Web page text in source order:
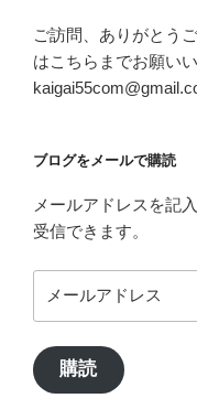
ご訪問、ありがとう
はこちらまでお願いい
ブログをメールで購読
メールアドレスを記
受信できます。
ー
ア
ド
購読